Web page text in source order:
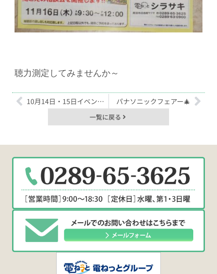
聴力測定してみませんか～
10月14日・15日イベント情報😊 パナソニックフェアー🎄
一覧に戻る